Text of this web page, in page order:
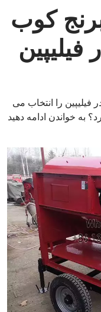
کوب
را انتخاب می
به خواندن ادامه دهید